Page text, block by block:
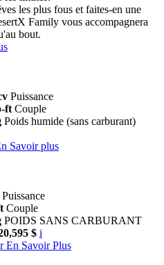
les plus fous et faites-en une
Family vous accompagnera
bout.
Puissance
ft Couple
Poids humide (sans carburant)
Savoir plus
Puissance
Couple
POIDS SANS CARBURANT
$ i
En Savoir Plus